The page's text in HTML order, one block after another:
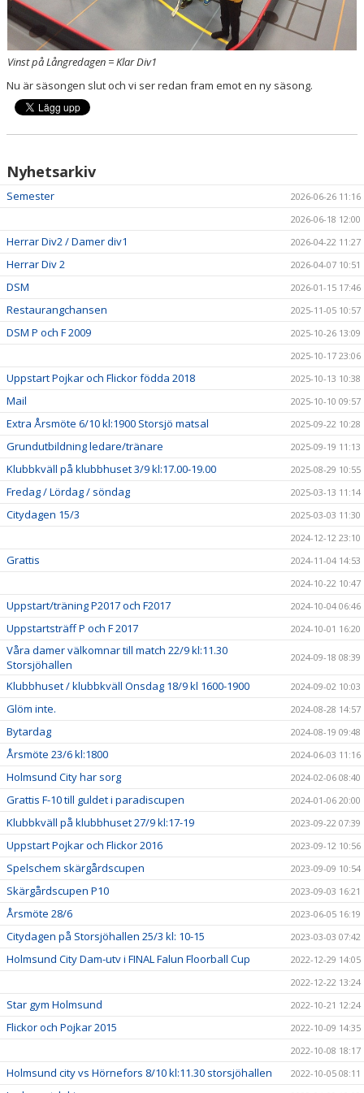
Vinst på Långredagen = Klar Div1
Nu är säsongen slut och vi ser redan fram emot en ny säsong.
Nyhetsarkiv
Semester
2026-06-26 11:16
2026-06-18 12:00
Herrar Div2 / Damer div1 2026-04-22 11:27
Herrar Div 2 2026-04-07 10:51
DSM 2026-01-15 17:46
Restaurangchansen 2025-11-05 10:57
DSM P och F 2009
2025-10-26 13:09
2025-10-17 23:06
Uppstart Pojkar och Flickor födda 2018 2025-10-13 10:38
Mail 2025-10-10 09:57
Extra Årsmöte 6/10 kl:1900 Storsjö matsal 2025-09-22 10:28
Grundutbildning ledare/tränare 2025-09-19 11:13
Klubbkväll på klubbhuset 3/9 kl:17.00-19.00 2025-08-29 10:55
Fredag / Lördag / söndag 2025-03-13 11:14
Citydagen 15/3
2025-03-03 11:30
2024-12-12 23:10
Grattis
2024-11-04 14:53
2024-10-22 10:47
Uppstart/träning P2017 och F2017 2024-10-04 06:46
Uppstartsträff P och F 2017 2024-10-01 16:20
Våra damer välkomnar till match 22/9 kl:11.30
Storsjöhallen
2024-09-18 08:39
Klubbhuset / klubbkväll Onsdag 18/9 kl 1600-1900 2024-09-02 10:03
Glöm inte. 2024-08-28 14:57
Bytardag 2024-08-19 09:48
Årsmöte 23/6 kl:1800 2024-06-03 11:16
Holmsund City har sorg 2024-02-06 08:40
Grattis F-10 till guldet i paradiscupen 2024-01-06 20:00
Klubbkväll på klubbhuset 27/9 kl:17-19 2023-09-22 07:39
Uppstart Pojkar och Flickor 2016 2023-09-12 10:56
Spelschem skärgårdscupen 2023-09-09 10:54
Skärgårdscupen P10 2023-09-03 16:21
Årsmöte 28/6 2023-06-05 16:19
Citydagen på Storsjöhallen 25/3 kl: 10-15 2023-03-03 07:42
Holmsund City Dam-utv i FINAL Falun Floorball Cup
2022-12-29 14:05
2022-12-22 13:24
Star gym Holmsund 2022-10-21 12:24
Flickor och Pojkar 2015
2022-10-09 14:35
2022-10-08 18:17
Holmsund city vs Hörnefors 8/10 kl:11.30 storsjöhallen 2022-10-05 08:11